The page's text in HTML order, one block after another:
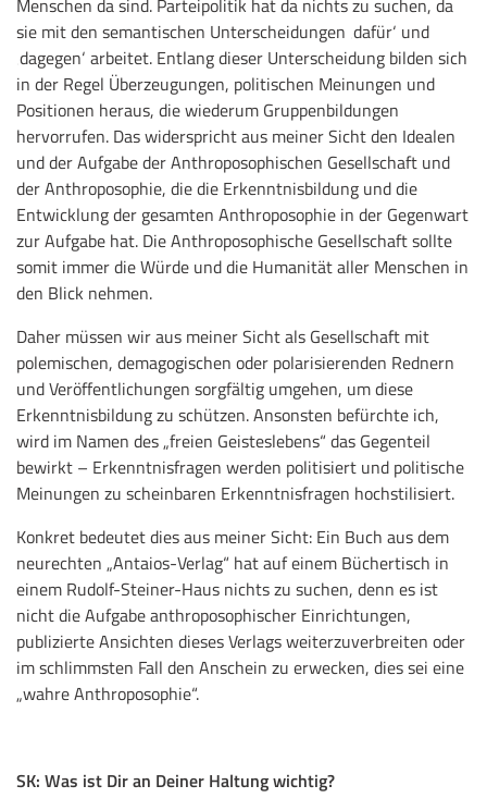
sie mit den semantischen Unterscheidungen ‚dafür‘ und
‚dagegen‘ arbeitet. Entlang dieser Unterscheidung bilden sich
in der Regel Überzeugungen, politischen Meinungen und
Positionen heraus, die wiederum Gruppenbildungen
hervorrufen. Das widerspricht aus meiner Sicht den Idealen
und der Aufgabe der Anthroposophischen Gesellschaft und
der Anthroposophie, die die Erkenntnisbildung und die
Entwicklung der gesamten Anthroposophie in der Gegenwart
zur Aufgabe hat. Die Anthroposophische Gesellschaft sollte
somit immer die Würde und die Humanität aller Menschen in
den Blick nehmen.
Daher müssen wir aus meiner Sicht als Gesellschaft mit
polemischen, demagogischen oder polarisierenden Rednern
und Veröffentlichungen sorgfältig umgehen, um diese
Erkenntnisbildung zu schützen. Ansonsten befürchte ich,
wird im Namen des „freien Geisteslebens“ das Gegenteil
bewirkt – Erkenntnisfragen werden politisiert und politische
Meinungen zu scheinbaren Erkenntnisfragen hochstilisiert.
Konkret bedeutet dies aus meiner Sicht: Ein Buch aus dem
neurechten „Antaios-Verlag“ hat auf einem Büchertisch in
einem Rudolf-Steiner-Haus nichts zu suchen, denn es ist
nicht die Aufgabe anthroposophischer Einrichtungen,
publizierte Ansichten dieses Verlags weiterzuverbreiten oder
im schlimmsten Fall den Anschein zu erwecken, dies sei eine
„wahre Anthroposophie“.
SK: Was ist Dir an Deiner Haltung wichtig?